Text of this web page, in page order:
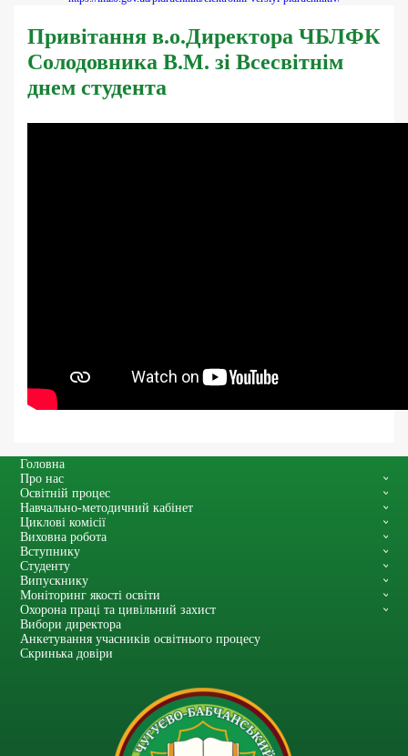
Привітання в.о.Директора ЧБЛФК
Солодовника В.М. зі Всесвітнім
днем студента
Головна
Про нас
Освітній процес
Навчально-методичний кабінет
Циклові комісії
Виховна робота
Вступнику
Студенту
Випускнику
Моніторинг якості освіти
Охорона праці та цивільний захист
Вибори директора
Анкетування учасників освітнього процесу
Скринька довіри